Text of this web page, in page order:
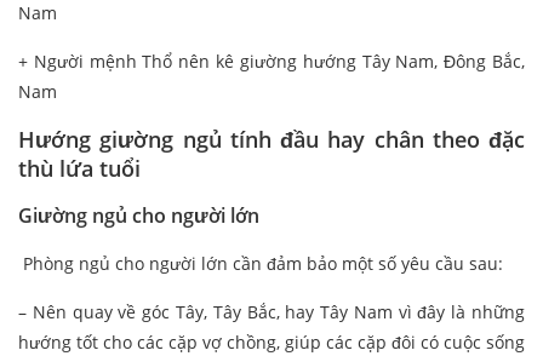
Nam
+ Người mệnh Thổ nên kê giường hướng Tây Nam, Đông Bắc,
Nam
Hướng giường ngủ tính đầu hay chân theo đặc
thù lứa tuổi
Giường ngủ cho người lớn
Phòng ngủ cho người lớn cần đảm bảo một số yêu cầu sau:
– Nên quay về góc Tây, Tây Bắc, hay Tây Nam vì đây là những
hướng tốt cho các cặp vợ chồng, giúp các cặp đôi có cuộc sống